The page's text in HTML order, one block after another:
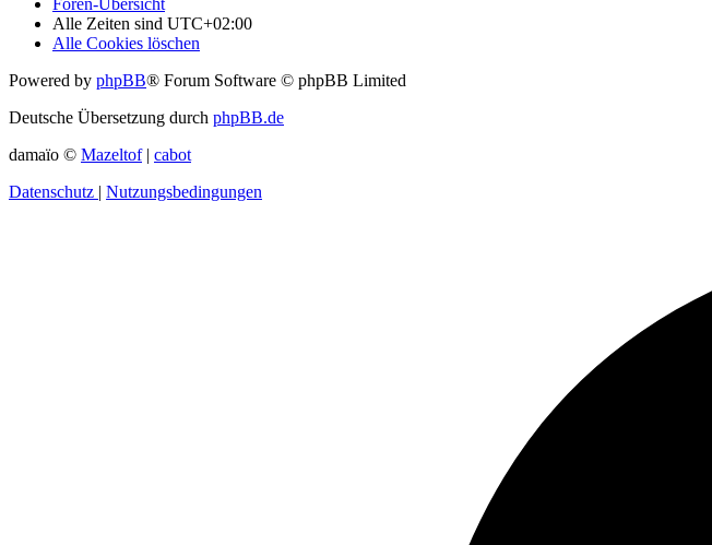
Foren-Übersicht
Alle Zeiten sind UTC+02:00
Alle Cookies löschen
Powered by phpBB® Forum Software © phpBB Limited
Deutsche Übersetzung durch phpBB.de
damaïo © Mazeltof| cabot
Datenschutz | Nutzungsbedingungen